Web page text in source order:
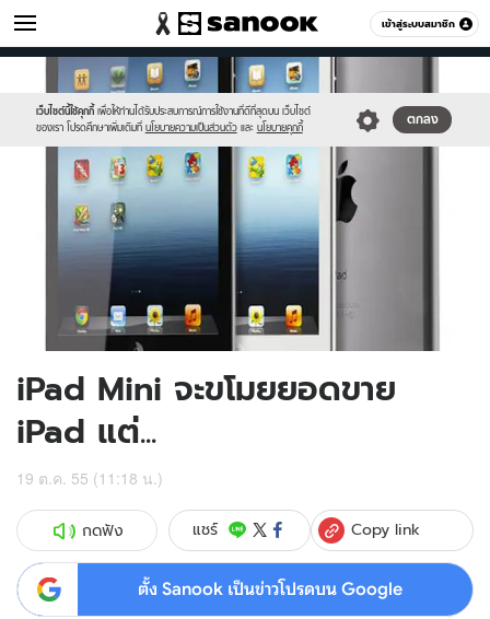
เข้าสู่ระบบสมาชิก
ไอที หมวดอื่นๆ
เว็บไซต์นี้ใช้คุกกี้ เพื่อให้ท่านได้รับประสบการณ์การใช้งานที่ดีที่สุดบน เว็บไซต์
ของเรา โปรดศึกษาเพิ่มเติมที่ นโยบายความเป็นส่วนตัว และ นโยบายคุกกี้
ตกลง
//s.isanook.com/sr/0/images/logo-
new-
sanook.png
//s.isanook.com/hi/0/ud/213/1067343/ipad-
iPad Mini จะขโมยยอดขาย
iPad แต่...
19 ต.ค. 55 (11:18 น.)
กดฟัง แชร์ Copy link
ตั้ง Sanook เป็นข่าวโปรดบน Google